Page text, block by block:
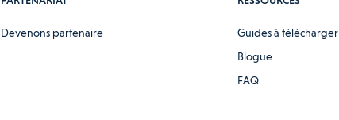
Devenons partenaire
Guides à télécharger
Blogue
FAQ